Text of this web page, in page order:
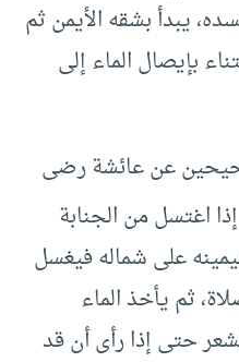
يبدأ بشقه الأيمن ثم
بإيصال الماء إلى
عن عائشة رضى
اغتسل من الجنابة
على شماله فيغسل
ثم يأخذ الماء
حتى إذا رأى أن قد